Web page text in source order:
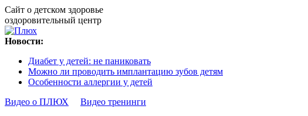
Сайт о детском здоровье
оздоровительный центр
Новости:
Диабет у детей: не паниковать
Можно ли проводить имплантацию зубов детям
Особенности аллергии у детей
Видео о ПЛЮХ
Видео тренинги